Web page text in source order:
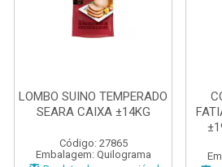
LOMBO SUINO TEMPERADO
SEARA CAIXA ±14KG
Código: 27865
Embalagem: Quilograma